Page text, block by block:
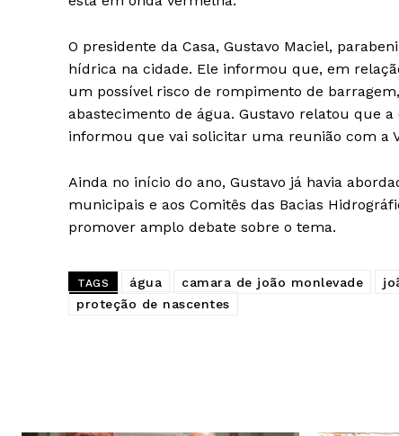
O presidente da Casa, Gustavo Maciel,
hídrica na cidade. Ele informou que, em
um possível risco de rompimento de
abastecimento de água. Gustavo relatou que
informou que vai solicitar uma reunião com a
Ainda no início do ano, Gustavo já havia
municipais e aos Comitês das Bacias
promover amplo debate sobre o tema.
TAGS água camara de joão monlevade
proteção de nascentes